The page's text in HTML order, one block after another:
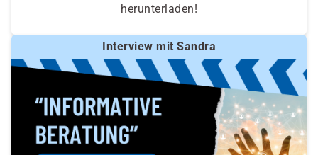
herunterladen!
Interview mit Sandra